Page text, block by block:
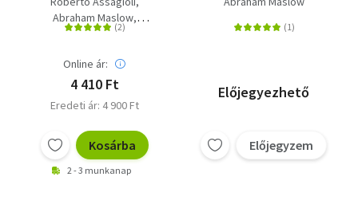
Válogatás
Abraham Maslow
Ken Wilber
Online ár:
4 410 Ft
Eredeti ár: 4 900 Ft
Kosárba
2 - 3 munkanap
Előjegyezhető
Előjegyzem